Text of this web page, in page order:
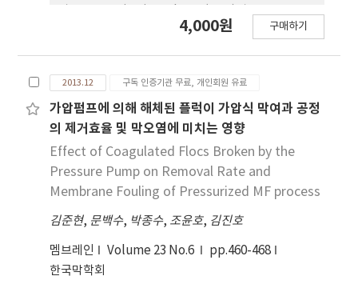
Diaminohexane (DAH)으로 가교시켜 분리막을 제
리가 아미드 그룹으로 전환됨을 확인하였다.폴리이미
드의 열분해 온도는 가교 후 감소하였으며, 이는 가교
제의 알킬기 분해 때문이다. 가교된 폴리이미드 분리
막의 d-spacing은 가교 시간이 증가함에 따라 감소
하였다. 가교 후 CH4, N2, O2, CO2 기체의 투과도는
가교 전 보다 감소하였으며,DAH로 가교된 분리막이
DAE보다 더 높은 투과도를 나타냈다. 투과도와 달리
CO2/CH4, CO2/N2, O2/N2 기체 선택도 모두 가교
시간이 길어질수록 증가된 결과가 나타났다.
CO2/CH4 기체의 선택도는 DAE로 6분 가교 시 최대
증가치를 나타냈으며 39.5%까지 증가하였다.
4,000원 구매하기
2013.12 구독 인증기관 무료, 개인회원 유료
가압펌프에 의해 해체된 플럭이 가압식 막여과 공정
의 제거효율 및 막오염에 미치는 영향
Effect of Coagulated Flocs Broken by the
Pressure Pump on Removal Rate and
Membrane Fouling of Pressurized MF process
김준현, 문백수, 박종수, 조윤호, 김진호
멤브레인 Volume 23 No.6
pp.460-468
한국막학회